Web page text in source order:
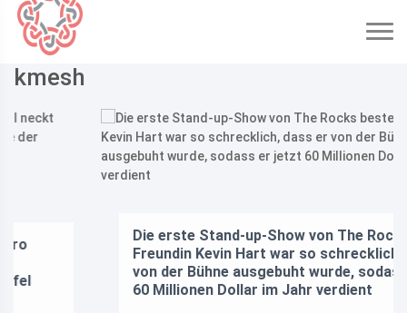
kmesh
Die erste Stand-up-Show von The Rocks bester
Freundin Kevin Hart war so schrecklich, dass er
von der Bühne ausgebuht wurde, sodass er jetzt
60 Millionen Dollar im Jahr verdient